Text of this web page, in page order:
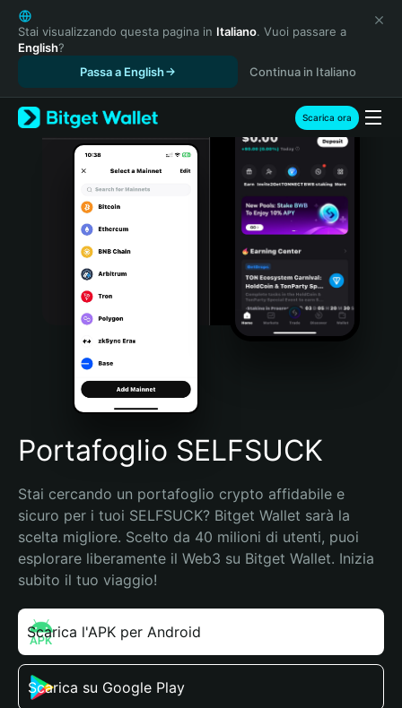
English
日本語
Tiếng Việt
Español (Latinoamérica)
Türkçe
Italiano
Português (Portugal)
Bahasa Indonesia
Português (Brasil)
Español (Argentina)
Stai visualizzando questa pagina in Italiano. Vuoi passare a
English?
Passa a English
Continua in Italiano
Scarica ora
Portafoglio SELFSUCK
Stai cercando un portafoglio crypto affidabile e
sicuro per i tuoi SELFSUCK? Bitget Wallet sarà la
scelta migliore. Scelto da 40 milioni di utenti, puoi
esplorare liberamente il Web3 su Bitget Wallet. Inizia
subito il tuo viaggio!
Scarica l'APK per Android
Scarica su Google Play